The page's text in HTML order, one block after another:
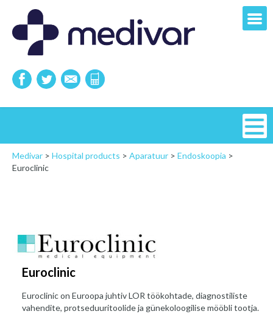
Medivar > Hospital products > Aparatuur > Endoskoopia >
Euroclinic
Euroclinic
Euroclinic on Euroopa juhtiv LOR töökohtade, diagnostiliste
vahendite, protseduuritoolide ja günekoloogilise mööbli tootja.